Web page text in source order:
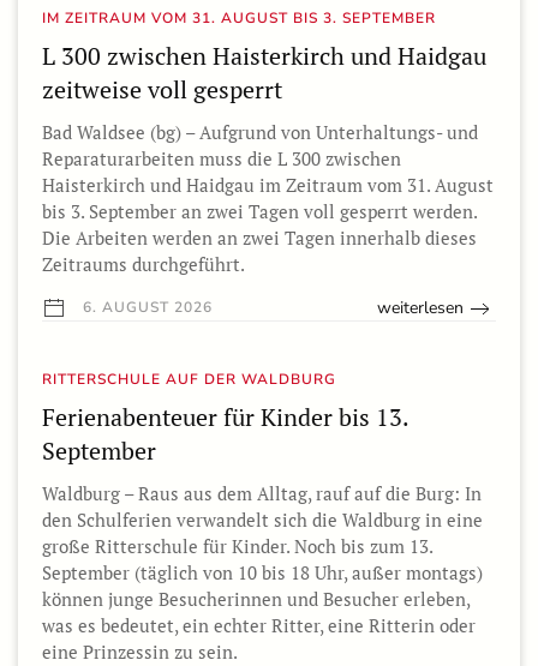
IM ZEITRAUM VOM 31. AUGUST BIS 3. SEPTEMBER
L 300 zwischen Haisterkirch und Haidgau
zeitweise voll gesperrt
Bad Waldsee (bg) – Aufgrund von Unterhaltungs- und
Reparaturarbeiten muss die L 300 zwischen
Haisterkirch und Haidgau im Zeitraum vom 31. August
bis 3. September an zwei Tagen voll gesperrt werden.
Die Arbeiten werden an zwei Tagen innerhalb dieses
Zeitraums durchgeführt.
6. AUGUST 2026 weiterlesen
RITTERSCHULE AUF DER WALDBURG
Ferienabenteuer für Kinder bis 13.
September
Waldburg – Raus aus dem Alltag, rauf auf die Burg: In
den Schulferien verwandelt sich die Waldburg in eine
große Ritterschule für Kinder. Noch bis zum 13.
September (täglich von 10 bis 18 Uhr, außer montags)
können junge Besucherinnen und Besucher erleben,
was es bedeutet, ein echter Ritter, eine Ritterin oder
eine Prinzessin zu sein.